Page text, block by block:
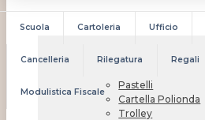
Scuola Cartoleria Ufficio
Cancelleria Rilegatura Regali
Modulistica Fiscale
Pastelli
Cartella Polionda
Trolley